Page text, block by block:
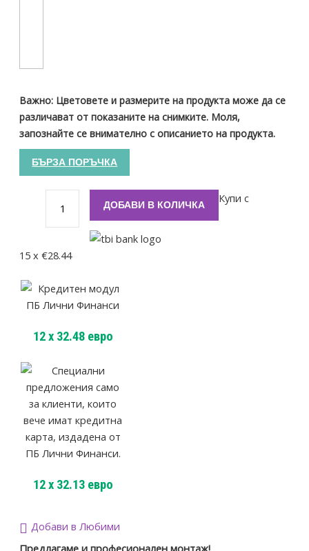
Важно: Цветовете и размерите на продукта може да се
различават от показаните на снимките. Моля,
запознайте се внимателно с описанието на продукта.
БЪРЗА ПОРЪЧКА
ДОБАВИ В КОЛИЧКА
Купи с
15 x €28.44
12x 32.48евро
12x 32.13евро
Добави в Любими
Предлагаме и професионален монтаж!